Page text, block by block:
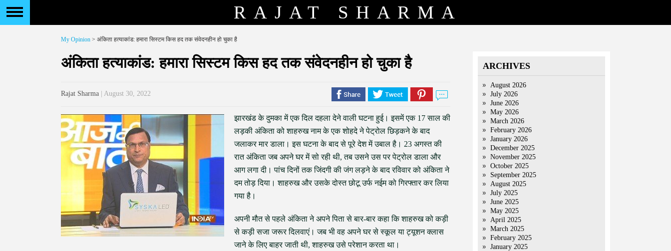
RAJAT SHARMA
My Opinion > अंकिता हत्याकांड: हमारा सिस्टम किस हद तक संवेदनहीन हो चुका है
अंकिता हत्याकांड: हमारा सिस्टम किस हद तक संवेदनहीन हो चुका है
Rajat Sharma | August 30, 2022
झारखंड के दुमका में एक दिल दहला देने वाली घटना हुई। इसमें एक 17 साल की
लड़की अंकिता को शाहरुख नाम के एक शोहदे ने पेट्रोल छिड़कने के बाद
जलाकर मार डाला। इस घटना के बाद से पूरे देश में उबाल है। 23 अगस्त की
रात अंकिता जब अपने घर में सो रही थी, तब उसने उस पर पेट्रोल डाला और
आग लगा दी। पांच दिनों तक जिंदगी की जंग लड़ने के बाद रविवार को अंकिता ने
दम तोड़ दिया। शाहरुख और उसके दोस्त छोटू उर्फ नईम को गिरफ्तार कर लिया
गया है।
अपनी मौत से पहले अंकिता ने अपने पिता से बार-बार कहा कि शाहरुख को कड़ी
से कड़ी सजा जरूर दिलवाएं। जब भी वह अपने घर से स्कूल या ट्यूशन क्लास
जाने के लिए बाहर जाती थी, शाहरुख उसे परेशान करता था।
ARCHIVES
August 2026
July 2026
June 2026
May 2026
March 2026
February 2026
January 2026
December 2025
November 2025
October 2025
September 2025
August 2025
July 2025
June 2025
May 2025
April 2025
March 2025
February 2025
January 2025